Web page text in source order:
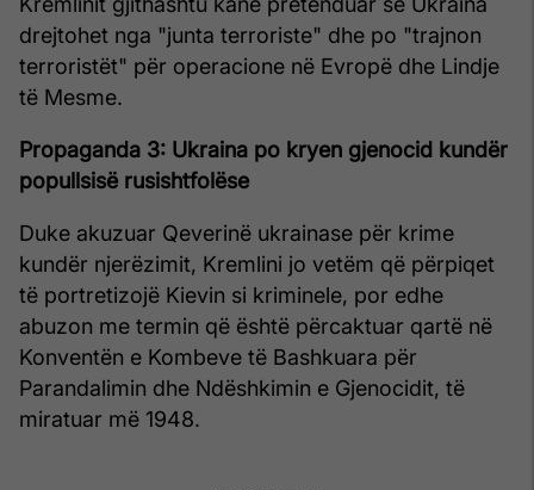
drejtohet nga "junta terroriste" dhe po "trajnon
terroristët" për operacione në Evropë dhe Lindje
të Mesme.
Propaganda 3: Ukraina po kryen gjenocid kundër
popullsisë rusishtfolëse
Duke akuzuar Qeverinë ukrainase për krime
kundër njerëzimit, Kremlini jo vetëm që përpiqet
të portretizojë Kievin si kriminele, por edhe
abuzon me termin që është përcaktuar qartë në
Konventën e Kombeve të Bashkuara për
Parandalimin dhe Ndëshkimin e Gjenocidit, të
miratuar më 1948.